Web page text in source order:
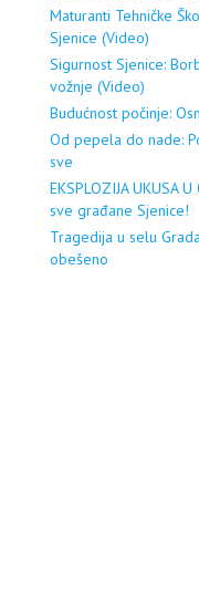
Maturanti Tehničke
Sjenice (Video)
Sigurnost Sjenice:
vožnje (Video)
Budućnost počinje:
Od pepela do nade:
sve
EKSPLOZIJA UKUSA
sve građane Sjenice!
Tragedija u selu
obešeno